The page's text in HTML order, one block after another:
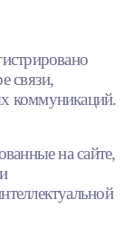
связи,
коммуникаций.
на сайте,